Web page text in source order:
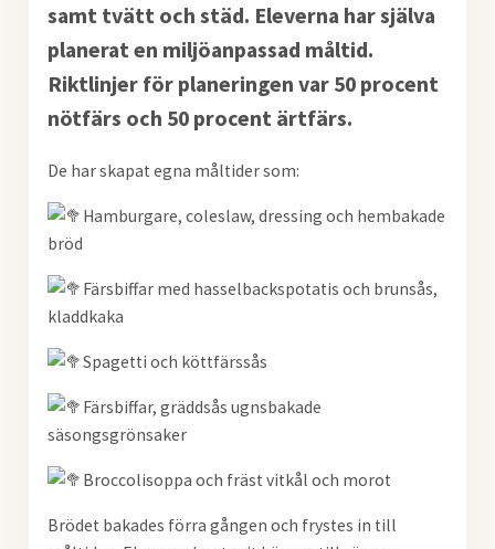
samt tvätt och städ. Eleverna har själva
planerat en miljöanpassad måltid.
Riktlinjer för planeringen var 50 procent
nötfärs och 50 procent ärtfärs.
De har skapat egna måltider som:
Hamburgare, coleslaw, dressing och hembakade
bröd
Färsbiffar med hasselbackspotatis och brunsås,
kladdkaka
Spagetti och köttfärssås
Färsbiffar, gräddsås ugnsbakade
säsongsgrönsaker
Broccolisoppa och fräst vitkål och morot
Brödet bakades förra gången och frystes in till